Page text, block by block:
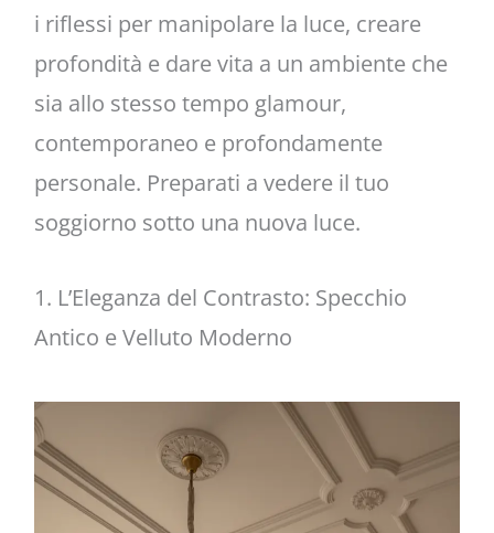
i riflessi per manipolare la luce, creare
profondità e dare vita a un ambiente che
sia allo stesso tempo glamour,
contemporaneo e profondamente
personale. Preparati a vedere il tuo
soggiorno sotto una nuova luce.
1. L’Eleganza del Contrasto: Specchio
Antico e Velluto Moderno